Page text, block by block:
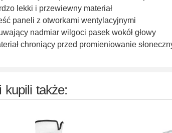
lekki i przewiewny materiał
paneli z otworkami wentylacyjnymi
nadmiar wilgoci pasek wokół głowy
chroniący przed promieniowanie
kupili także: